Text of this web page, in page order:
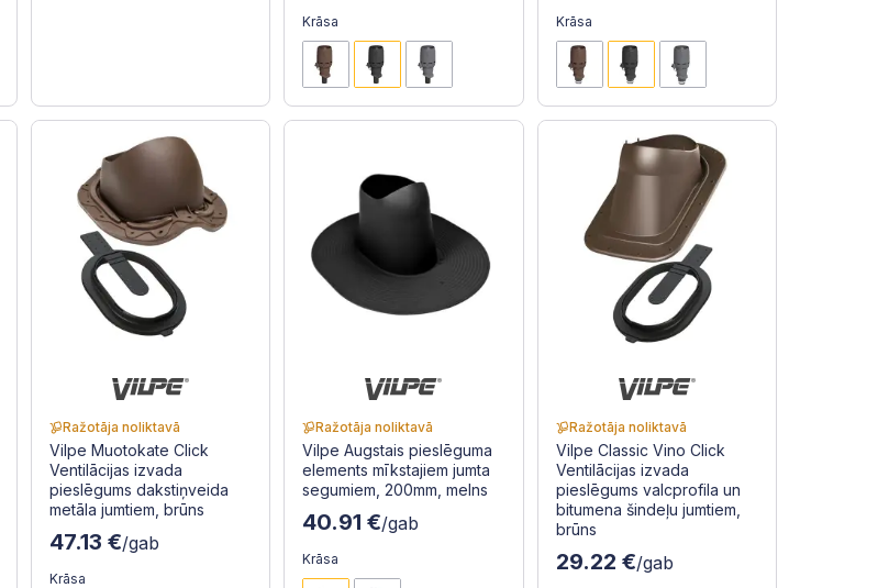
Krāsa Krāsa
Ražotāja noliktavā
Vilpe Muotokate Click
Ventilācijas izvada
pieslēgums dakstiņveida
metāla jumtiem, brūns
47.13 €/gab
Krāsa
Ražotāja noliktavā
Vilpe Augstais pieslēguma
elements mīkstajiem jumta
segumiem, 200mm, melns
40.91 €/gab
Krāsa
Ražotāja noliktavā
Vilpe Classic Vino Click
Ventilācijas izvada
pieslēgums valcprofila un
bitumena šindeļu jumtiem,
brūns
29.22 €/gab